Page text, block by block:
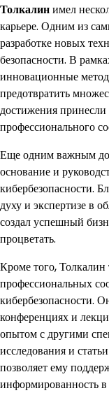
Толкалинимел
карьере. Одним из
разработке новых
безопасности. В
инновационные
предотвратить
достижения
профессионального
Еще одним важным
основание и
кибербезопасности.
духу и экспертизе в
создал успешный
процветать.
Кроме того,
профессиональных
кибербезопасности.
конференциях и
опытом с другими
исследования и
позволяет ему
информированность в